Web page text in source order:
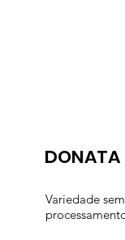
DONATA
Variedade